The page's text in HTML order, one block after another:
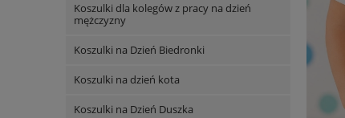
Koszulki dla kolegów z pracy na dzień
mężczyzny
Koszulki na Dzień Biedronki
Koszulki na dzień kota
Koszulki na Dzień Duszka